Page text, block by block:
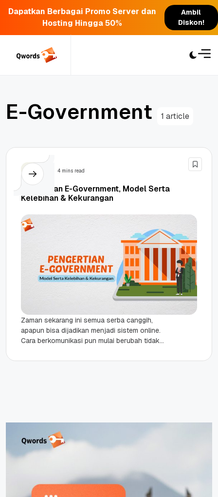
Dapatkan Berbagai Promo Server dan
Hosting Hingga 50%
Ambil
Diskon!
E-Government 1 article
Berita 4 mins read
Pengertian E-Government, Model Serta
Kelebihan & Kekurangan
Zaman sekarang ini semua serba canggih,
apapun bisa dijadikan menjadi sistem online.
Cara berkomunikasi pun mulai berubah tidak
dengan...